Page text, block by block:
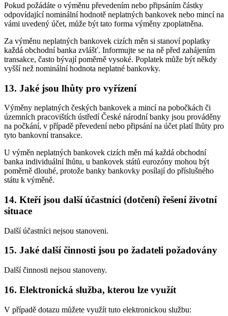
Pokud požádáte o výměnu převedením nebo připsáním částky
odpovídající nominální hodnotě neplatných bankovek nebo mincí na
vámi uvedený účet, může být tato forma výměny zpoplatněna.
Za výměnu neplatných bankovek cizích měn si stanoví poplatky
každá obchodní banka zvlášť. Informujte se na ně před zahájením
transakce, často bývají poměrně vysoké. Poplatek může být někdy
vyšší než nominální hodnota neplatné bankovky.
13. Jaké jsou lhůty pro vyřízení
Výměny neplatných českých bankovek a mincí na pobočkách či
územních pracovištích ústředí České národní banky jsou prováděny
na počkání, v případě převedení nebo připsání na účet platí lhůty pro
tyto bankovní transakce.
U výměn neplatných bankovek cizích měn má každá obchodní
banka individuální lhůtu, u bankovek států eurozóny mohou být
poměrně dlouhé, protože banky bankovky posílají do příslušného
státu k výměně.
14. Kteří jsou další účastníci (dotčení) řešení životní
situace
Další účastníci nejsou stanoveni.
15. Jaké další činnosti jsou po žadateli požadovány
Další činnosti nejsou stanoveny.
16. Elektronická služba, kterou lze využít
V případě dotazu můžete využít tuto elektronickou službu: